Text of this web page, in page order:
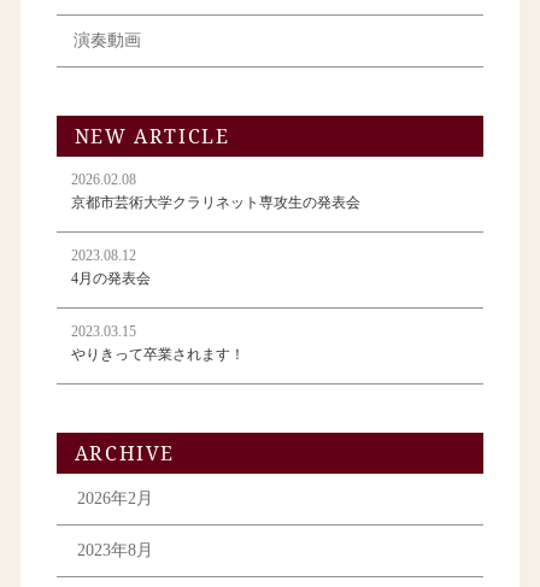
演奏動画
NEW ARTICLE
2026.02.08
京都市芸術大学クラリネット専攻生の発表会
2023.08.12
4月の発表会
2023.03.15
やりきって卒業されます！
ARCHIVE
2026年2月
2023年8月